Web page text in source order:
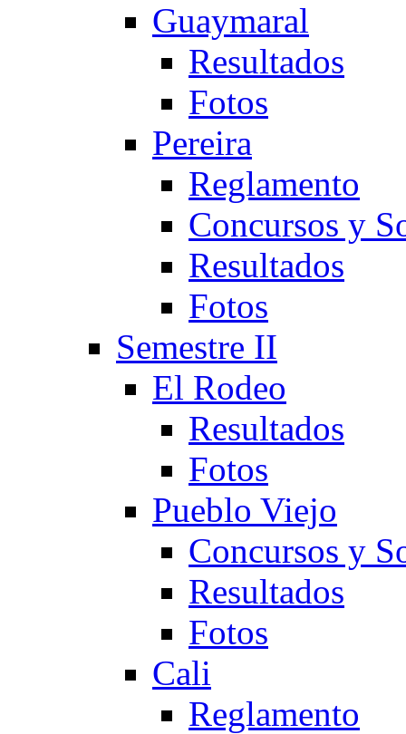
Guaymaral
Resultados
Fotos
Pereira
Reglamento
Concursos y
Resultados
Fotos
Semestre II
El Rodeo
Resultados
Fotos
Pueblo Viejo
Concursos y
Resultados
Fotos
Cali
Reglamento